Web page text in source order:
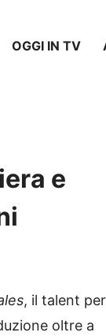
OGGI IN TV
e
, il talent per
oltre a